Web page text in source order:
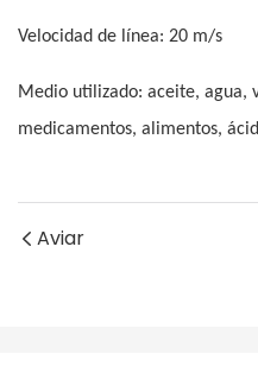
Velocidad de línea: 20 m/s
Medio utilizado: aceite, agua,
medicamentos, alimentos,
Aviar